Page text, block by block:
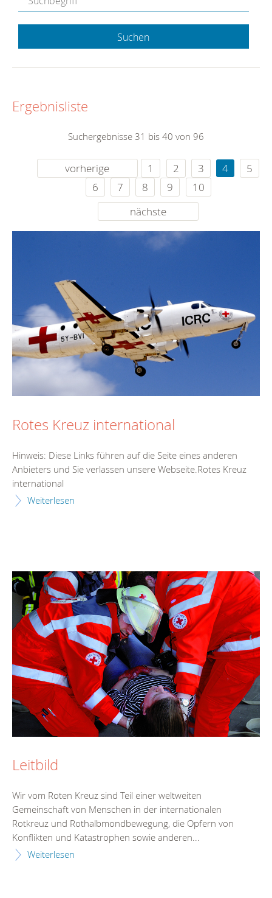
Suchen
Ergebnisliste
Suchergebnisse 31 bis 40 von 96
vorherige 1 2 3 4
5
6
7 8 9
10
nächste
Rotes Kreuz international
Hinweis: Diese Links führen auf die Seite eines anderen
Anbieters und Sie verlassen unsere Webseite.Rotes Kreuz
international
Weiterlesen
Leitbild
Wir vom Roten Kreuz sind Teil einer weltweiten
Gemeinschaft von Menschen in der internationalen
Rotkreuz und Rothalbmondbewegung, die Opfern von
Konflikten und Katastrophen sowie anderen...
Weiterlesen